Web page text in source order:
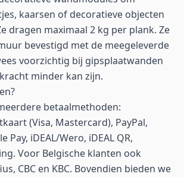
kaarsen of decoratieve objecten
dragen maximaal 2 kg per plank. Ze
bevestigd met de meegeleverde
voorzichtig bij gipsplaatwanden
minder kan zijn.
betaalmethoden:
(Visa, Mastercard), PayPal,
Pay, iDEAL/Wero, iDEAL QR,
Voor Belgische klanten ook
CBC en KBC. Bovendien bieden we